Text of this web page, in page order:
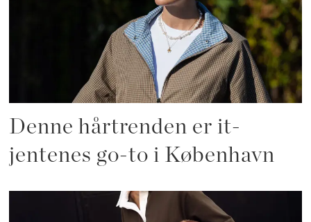
Denne hårtrenden er it-
jentenes go-to i København